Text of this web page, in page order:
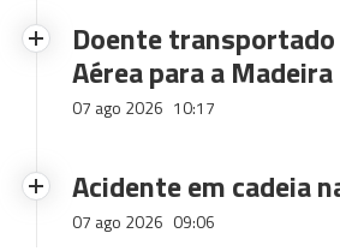
Doente
Aérea para a Madeira
07 ago 2026 10:17
Acidente em cadeia
07 ago 2026 09:06